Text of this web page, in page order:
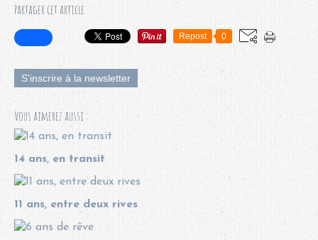
Partager cet article
Repost 0
S'inscrire à la newsletter
Vous aimerez aussi :
14 ans, en transit
11 ans, entre deux rives